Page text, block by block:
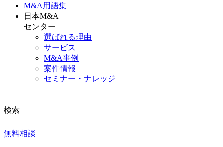
M&A 用語集
日本M&A
センター
選ばれる理由
サービス
M&A事例
案件情報
セミナー・ナレッジ
検索
無料相談